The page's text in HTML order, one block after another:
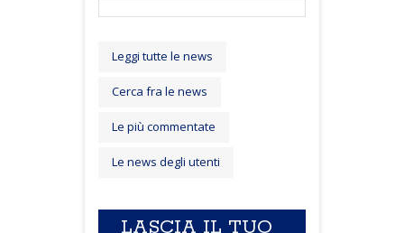
Leggi tutte le news
Cerca fra le news
Le più commentate
Le news degli utenti
LASCIA IL TUO